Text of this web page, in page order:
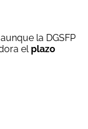
la DGSFP
el plazo